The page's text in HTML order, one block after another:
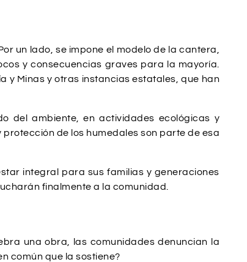
un lado, se impone el modelo de la cantera,
y consecuencias graves para la mayoría.
y Minas y otras instancias estatales, que han
del ambiente, en actividades ecológicas y
de los humedales son parte de esa
integral para sus familias y generaciones
finalmente a la comunidad.
una obra, las comunidades denuncian la
común que la sostiene?